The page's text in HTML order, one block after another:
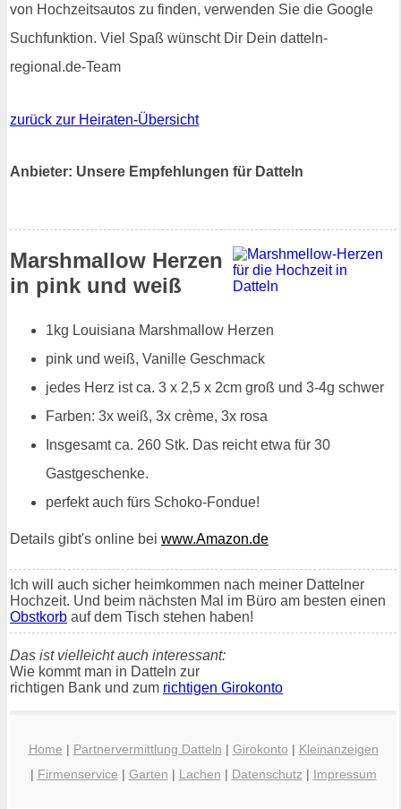
von Hochzeitsautos zu finden, verwenden Sie die Google
Suchfunktion. Viel Spaß wünscht Dir Dein datteln-
regional.de-Team
zurück zur Heiraten-Übersicht
Anbieter: Unsere Empfehlungen für Datteln
Marshmallow Herzen
in pink und weiß
1kg Louisiana Marshmallow Herzen
pink und weiß, Vanille Geschmack
jedes Herz ist ca. 3 x 2,5 x 2cm groß und 3-4g schwer
Farben: 3x weiß, 3x crème, 3x rosa
Insgesamt ca. 260 Stk. Das reicht etwa für 30
Gastgeschenke.
perfekt auch fürs Schoko-Fondue!
Details gibt's online bei www.Amazon.de
Ich will auch sicher heimkommen nach meiner Dattelner
Hochzeit. Und beim nächsten Mal im Büro am besten einen
Obstkorb auf dem Tisch stehen haben!
Das ist vielleicht auch interessant:
Wie kommt man in Datteln zur
richtigen Bank und zum richtigen Girokonto
Home | Partnervermittlung Datteln | Girokonto | Kleinanzeigen
| Firmenservice | Garten | Lachen | Datenschutz | Impressum